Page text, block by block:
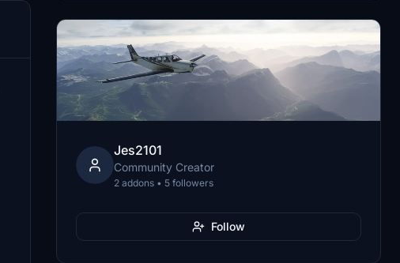
Jes2101
Community Creator
2 addons • 5 followers
Follow